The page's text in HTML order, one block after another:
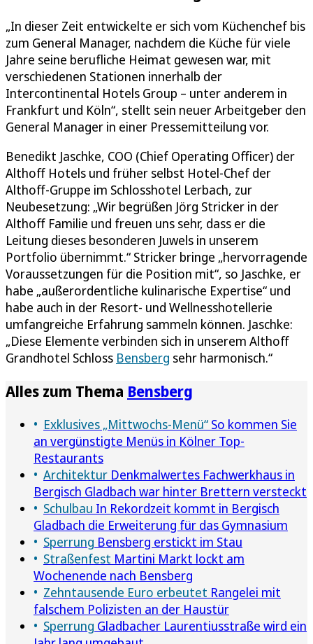
„In dieser Zeit entwickelte er sich vom Küchenchef bis
zum General Manager, nachdem die Küche für viele
Jahre seine berufliche Heimat gewesen war, mit
verschiedenen Stationen innerhalb der
Intercontinental Hotels Group – unter anderem in
Frankfurt und Köln“, stellt sein neuer Arbeitgeber den
General Manager in einer Pressemitteilung vor.
Benedikt Jaschke, COO (Chief Operating Officer) der
Althoff Hotels und früher selbst Hotel-Chef der
Althoff-Gruppe im Schlosshotel Lerbach, zur
Neubesetzung: „Wir begrüßen Jörg Stricker in der
Althoff Familie und freuen uns sehr, dass er die
Leitung dieses besonderen Juwels in unserem
Portfolio übernimmt.“ Stricker bringe „hervorragende
Voraussetzungen für die Position mit“, so Jaschke, er
habe „außerordentliche kulinarische Expertise“ und
habe auch in der Resort- und Wellnesshotellerie
umfangreiche Erfahrung sammeln können. Jaschke:
„Diese Elemente verbinden sich in unserem Althoff
Grandhotel Schloss Bensberg sehr harmonisch.“
Alles zum Thema Bensberg
Exklusives „Mittwochs-Menü“ So kommen Sie
an vergünstigte Menüs in Kölner Top-
Restaurants
Architektur Denkmalwertes Fachwerkhaus in
Bergisch Gladbach war hinter Brettern versteckt
Schulbau In Rekordzeit kommt in Bergisch
Gladbach die Erweiterung für das Gymnasium
Sperrung Bensberg erstickt im Stau
Straßenfest Martini Markt lockt am
Wochenende nach Bensberg
Zehntausende Euro erbeutet Rangelei mit
falschem Polizisten an der Haustür
Sperrung Gladbacher Laurentiusstraße wird ein